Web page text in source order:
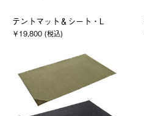
テントマット＆シート・L
￥19,800 (税込)